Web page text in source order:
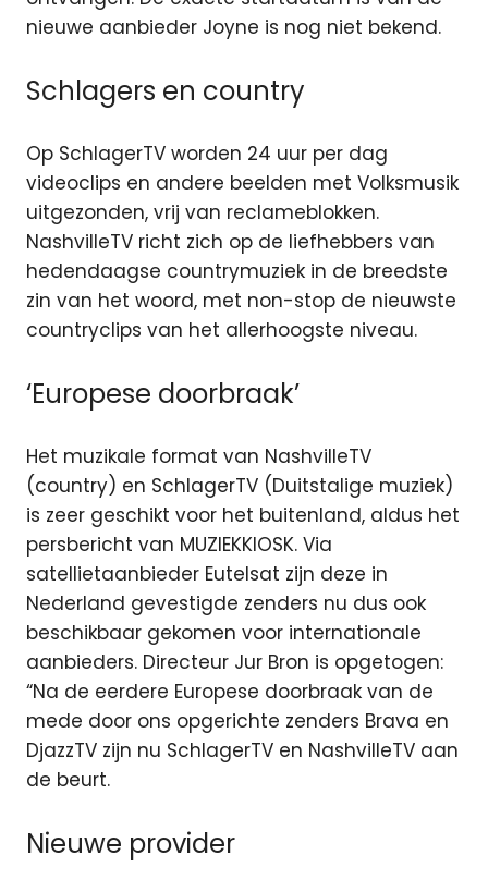
nieuwe aanbieder Joyne is nog niet bekend.
Schlagers en country
Op SchlagerTV worden 24 uur per dag
videoclips en andere beelden met Volksmusik
uitgezonden, vrij van reclameblokken.
NashvilleTV richt zich op de liefhebbers van
hedendaagse countrymuziek in de breedste
zin van het woord, met non-stop de nieuwste
countryclips van het allerhoogste niveau.
‘Europese doorbraak’
Het muzikale format van NashvilleTV
(country) en SchlagerTV (Duitstalige muziek)
is zeer geschikt voor het buitenland, aldus het
persbericht van MUZIEKKIOSK. Via
satellietaanbieder Eutelsat zijn deze in
Nederland gevestigde zenders nu dus ook
beschikbaar gekomen voor internationale
aanbieders. Directeur Jur Bron is opgetogen:
“Na de eerdere Europese doorbraak van de
mede door ons opgerichte zenders Brava en
DjazzTV zijn nu SchlagerTV en NashvilleTV aan
de beurt.
Nieuwe provider